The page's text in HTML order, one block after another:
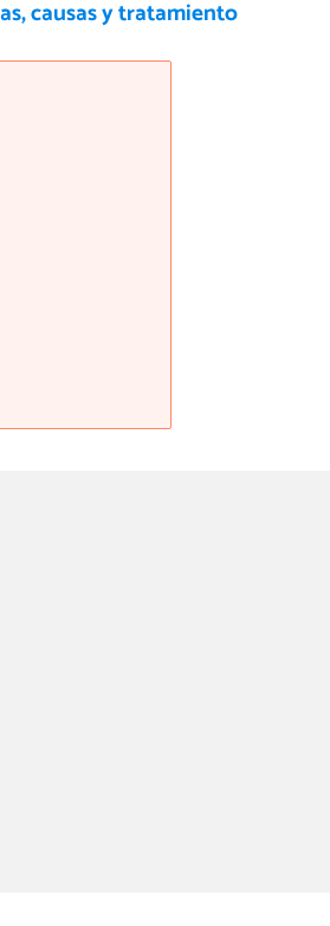
causas y tratamiento